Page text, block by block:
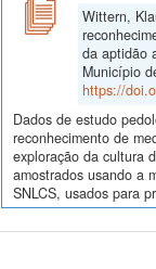
Wittern,
da aptidão
Município
https://
Dados de estudo
reconhecimento de
exploração da cultura
amostrados usando a
SNLCS, usados para